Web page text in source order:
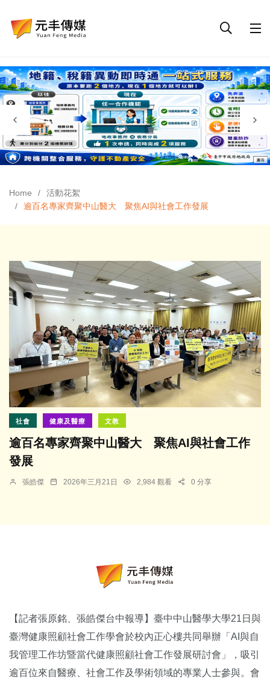
Home
活動花絮
逾百名專家齊聚中山醫大 聚焦AI與社會工作發展
社會 健康及醫療 文教
逾百名專家齊聚中山醫大 聚焦AI與社會工作
發展
張皓傑 2026年三月21日 2,984 觀看 0 分享
【記者張原銘、張皓傑台中報導】臺中中山醫學大學21日與
臺灣健康照顧社會工作學會於校內正心樓共同舉辦「AI與自
我管理工作坊暨當代健康照顧社會工作發展研討會」，吸引
逾百位來自醫療、社會工作及學術領域的專業人士參與。會